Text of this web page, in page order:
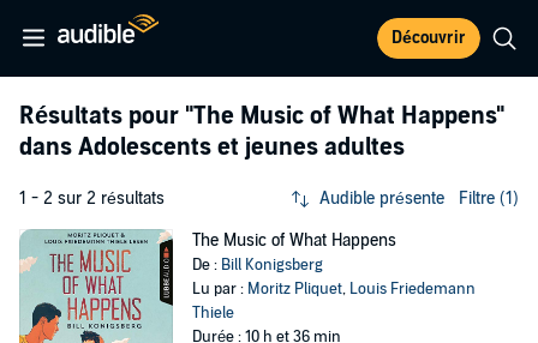
Découvrir
Résultats pour "The Music of What Happens"
dans Adolescents et jeunes adultes
1 - 2 sur 2 résultats Audible présente Filtre (1)
The Music of What Happens
De : Bill Konigsberg
Lu par : Moritz Pliquet, Louis Friedemann
Thiele
Durée : 10 h et 36 min